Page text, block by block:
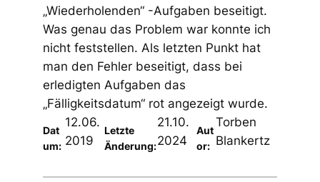
„Wiederholenden“ -Aufgaben beseitigt.
Was genau das Problem war konnte ich
nicht feststellen. Als letzten Punkt hat
man den Fehler beseitigt, dass bei
erledigten Aufgaben das
„Fälligkeitsdatum“ rot angezeigt wurde.
Dat
um:
12.06.
2019
Letzte
Änderung:
21.10.
2024
Aut
or:
Torben
Blankertz